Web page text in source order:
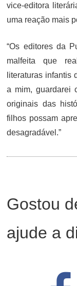
vice-editora
uma reação mais
“Os editores da
malfeita que
literaturas infantis
a mim, guardarei
originais das
filhos possam
desagradável.”
Gostou
ajude a